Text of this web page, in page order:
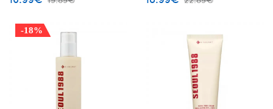
saulės
kremas
-18%